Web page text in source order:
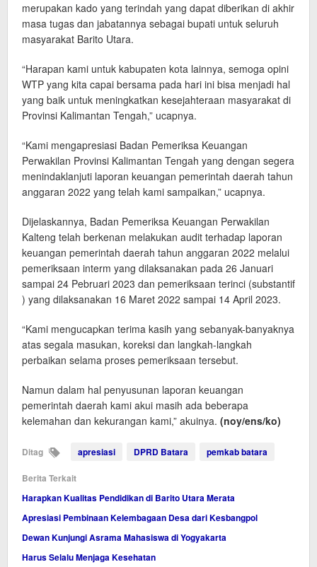
merupakan kado yang terindah yang dapat diberikan di akhir
masa tugas dan jabatannya sebagai bupati untuk seluruh
masyarakat Barito Utara.
“Harapan kami untuk kabupaten kota lainnya, semoga opini
WTP yang kita capai bersama pada hari ini bisa menjadi hal
yang baik untuk meningkatkan kesejahteraan masyarakat di
Provinsi Kalimantan Tengah,” ucapnya.
“Kami mengapresiasi Badan Pemeriksa Keuangan
Perwakilan Provinsi Kalimantan Tengah yang dengan segera
menindaklanjuti laporan keuangan pemerintah daerah tahun
anggaran 2022 yang telah kami sampaikan,” ucapnya.
Dijelaskannya, Badan Pemeriksa Keuangan Perwakilan
Kalteng telah berkenan melakukan audit terhadap laporan
keuangan pemerintah daerah tahun anggaran 2022 melalui
pemeriksaan interm yang dilaksanakan pada 26 Januari
sampai 24 Pebruari 2023 dan pemeriksaan terinci (substantif
) yang dilaksanakan 16 Maret 2022 sampai 14 April 2023.
“Kami mengucapkan terima kasih yang sebanyak-banyaknya
atas segala masukan, koreksi dan langkah-langkah
perbaikan selama proses pemeriksaan tersebut.
Namun dalam hal penyusunan laporan keuangan
pemerintah daerah kami akui masih ada beberapa
kelemahan dan kekurangan kami,” akuinya. (noy/ens/ko)
Ditag apresiasi DPRD Batara pemkab batara
Berita Terkait
Harapkan Kualitas Pendidikan di Barito Utara Merata
Apresiasi Pembinaan Kelembagaan Desa dari Kesbangpol
Dewan Kunjungi Asrama Mahasiswa di Yogyakarta
Harus Selalu Menjaga Kesehatan